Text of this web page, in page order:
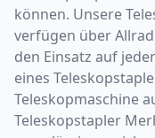
können. Unsere
verfügen über
den Einsatz auf
eines
Teleskopmaschine
Teleskopstapler